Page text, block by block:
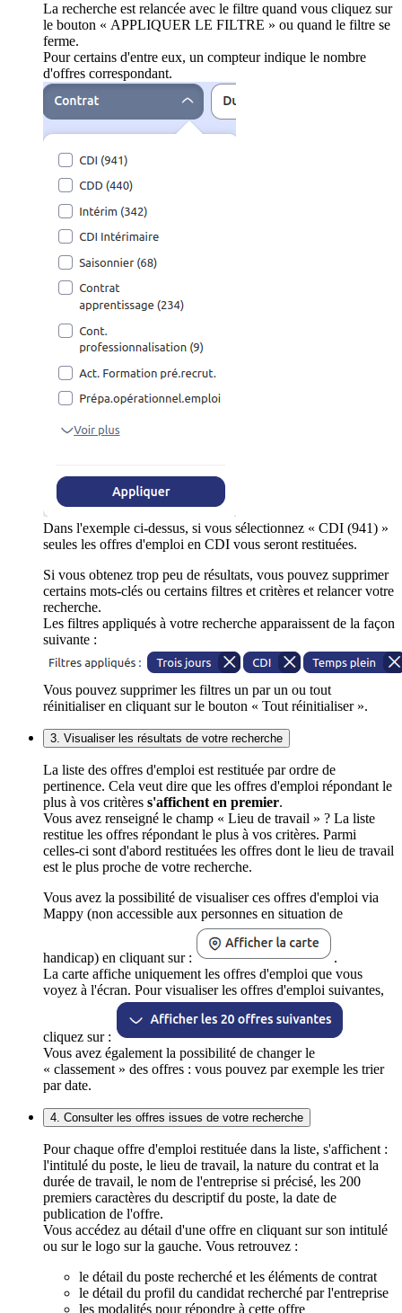
La recherche est relancée avec le filtre quand vous cliquez sur
le bouton « APPLIQUER LE FILTRE » ou quand le filtre se
ferme.
Pour certains d'entre eux, un compteur indique le nombre
d'offres correspondant.
Dans l'exemple ci-dessus, si vous sélectionnez « CDI (941) »
seules les offres d'emploi en CDI vous seront restituées.
Si vous obtenez trop peu de résultats, vous pouvez supprimer
certains mots-clés ou certains filtres et critères et relancer votre
recherche.
Les filtres appliqués à votre recherche apparaissent de la façon
suivante :
Vous pouvez supprimer les filtres un par un ou tout
réinitialiser en cliquant sur le bouton « Tout réinitialiser ».
3. Visualiser les résultats de votre recherche
La liste des offres d'emploi est restituée par ordre de
pertinence. Cela veut dire que les offres d'emploi répondant le
plus à vos critères s'affichent en premier.
Vous avez renseigné le champ « Lieu de travail » ? La liste
restitue les offres répondant le plus à vos critères. Parmi
celles-ci sont d'abord restituées les offres dont le lieu de travail
est le plus proche de votre recherche.
Vous avez la possibilité de visualiser ces offres d'emploi via
Mappy (non accessible aux personnes en situation de
handicap) en cliquant sur :
.
La carte affiche uniquement les offres d'emploi que vous
voyez à l'écran. Pour visualiser les offres d'emploi suivantes,
cliquez sur :
Vous avez également la possibilité de changer le
« classement » des offres : vous pouvez par exemple les trier
par date.
4. Consulter les offres issues de votre recherche
Pour chaque offre d'emploi restituée dans la liste, s'affichent :
l'intitulé du poste, le lieu de travail, la nature du contrat et la
durée de travail, le nom de l'entreprise si précisé, les 200
premiers caractères du descriptif du poste, la date de
publication de l'offre.
Vous accédez au détail d'une offre en cliquant sur son intitulé
ou sur le logo sur la gauche. Vous retrouvez :
le détail du poste recherché et les éléments de contrat
le détail du profil du candidat recherché par l'entreprise
les modalités pour répondre à cette offre